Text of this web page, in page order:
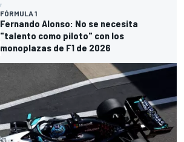
FÓRMULA 1
Fernando Alonso: No se necesita
"talento como piloto" con los
monoplazas de F1 de 2026